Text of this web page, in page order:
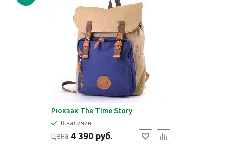
Рюкзак The Time Story
В наличии
Цена 4 390 руб.